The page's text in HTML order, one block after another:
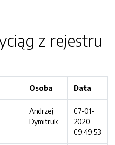
z rejestru
Osoba Data
Andrzej
Dymitruk
07-01-
2020
09:49:53